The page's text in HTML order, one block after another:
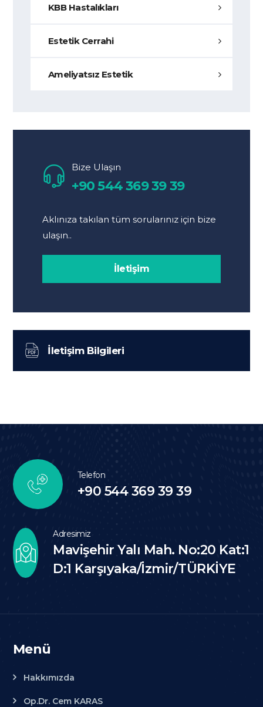
KBB Hastalıkları
Estetik Cerrahi
Ameliyatsız Estetik
Bize Ulaşın
+90 544 369 39 39
Aklınıza takılan tüm sorularınız için bize
ulaşın..
İletişim
İletişim Bilgileri
Telefon
+90 544 369 39 39
Adresimiz
Mavişehir Yalı Mah. No:20 Kat:1
D:1 Karşıyaka/İzmir/TÜRKİYE
Menü
Hakkımızda
Op.Dr. Cem KARAS